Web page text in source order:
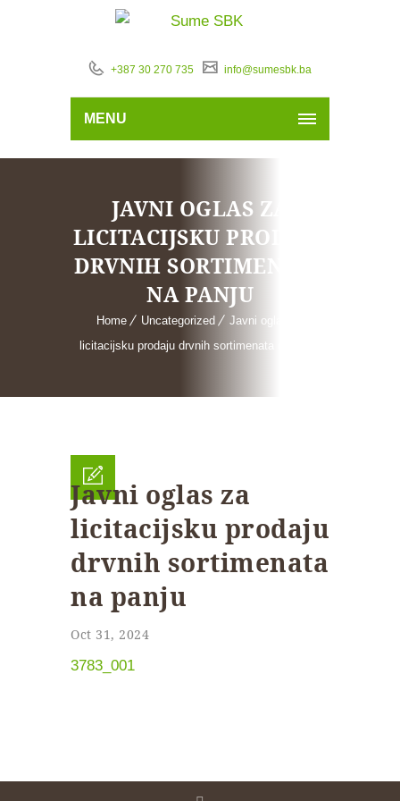
+387 30 270 735 info@sumesbk.ba
MENU
JAVNI OGLAS ZA
LICITACIJSKU PRODAJU
DRVNIH SORTIMENATA
NA PANJU
Home Uncategorized
Javni oglas za
licitacijsku prodaju drvnih sortimenata na panju
Javni oglas za
licitacijsku prodaju
drvnih sortimenata
na panju
Oct 31, 2024
3783_001